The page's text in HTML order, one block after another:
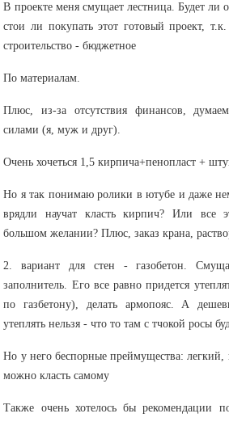
В проекте меня смущает лестница. Будет ли
стои ли покупать этот готовый проект,
строительство - бюджетное
По материалам.
Плюс, из-за отсутствия финансов,
силами (я, муж и друг).
Очень хочеться 1,5 кирпича+пенопласт +
Но я так понимаю ролики в ютубе и даже
врядли научат класть кирпич? Или все
большом желании? Плюс, заказ крана,
2. вариант для стен - газобетон.
заполнитель. Его все равно придется
по газбетону), делать армопояс. А
утеплять нельзя - что то там с тчокой росы
Но у него беспорные преймущества: легкий,
можно класть самому
Также очень хотелось бы рекомендации